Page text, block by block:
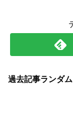
過去記事ランダム